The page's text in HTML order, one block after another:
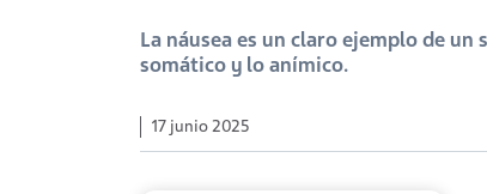
La náusea es un claro ejemplo de
somático y lo anímico.
17 junio 2025